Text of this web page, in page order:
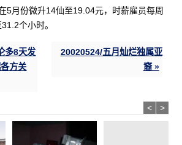
5月份微升14仙至19.04元，时薪雇员每周
个小时。
多8天发
方关
20020524/五月灿烂独属亚
裔 »
< >